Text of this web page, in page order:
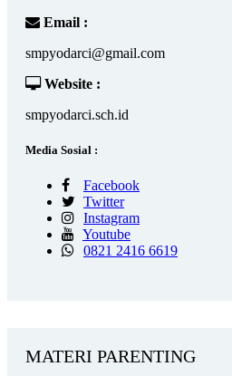
Email :
smpyodarci@gmail.com
Website :
smpyodarci.sch.id
Media Sosial :
Facebook
Twitter
Instagram
Youtube
0821 2416 6619
MATERI PARENTING